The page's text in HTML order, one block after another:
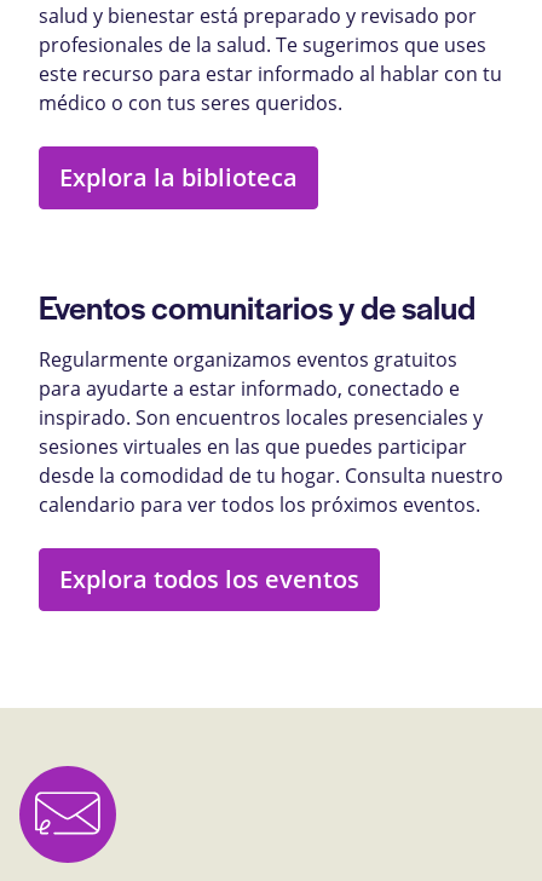
salud y bienestar está preparado y revisado por
profesionales de la salud. Te sugerimos que uses
este recurso para estar informado al hablar con tu
médico o con tus seres queridos.
Explora la biblioteca
Eventos comunitarios y de salud
Regularmente organizamos eventos gratuitos
para ayudarte a estar informado, conectado e
inspirado. Son encuentros locales presenciales y
sesiones virtuales en las que puedes participar
desde la comodidad de tu hogar. Consulta nuestro
calendario para ver todos los próximos eventos.
Explora todos los eventos